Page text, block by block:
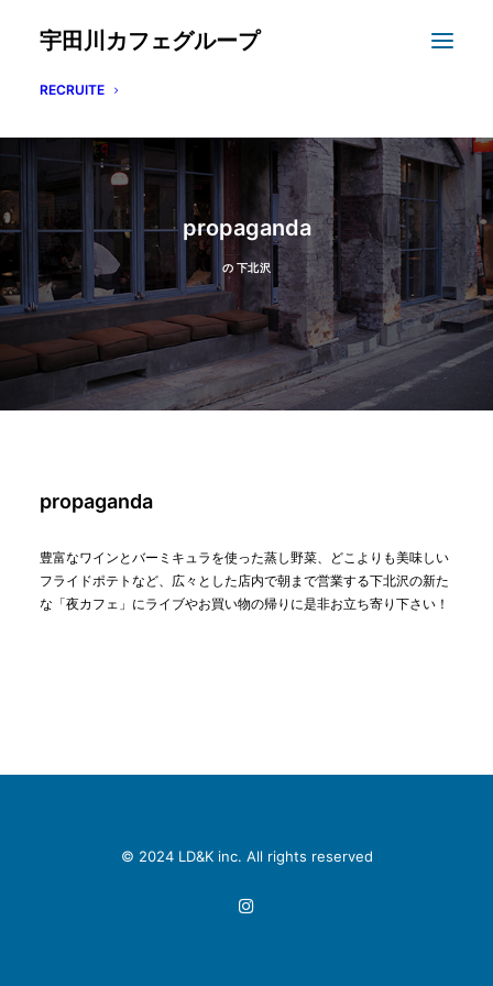
宇田川カフェグループ
RECRUITE
propaganda
の 下北沢
propaganda
豊富なワインとバーミキュラを使った蒸し野菜、どこよりも美味しい
フライドポテトなど、広々とした店内で朝まで営業する下北沢の新た
な「夜カフェ」にライブやお買い物の帰りに是非お立ち寄り下さい！
© 2024 LD&K inc. All rights reserved